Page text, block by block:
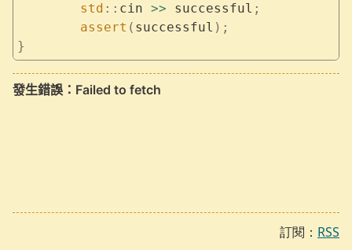
	std
:: cin >> successful ;
	assert
( successful );
}
訂閱： RSS